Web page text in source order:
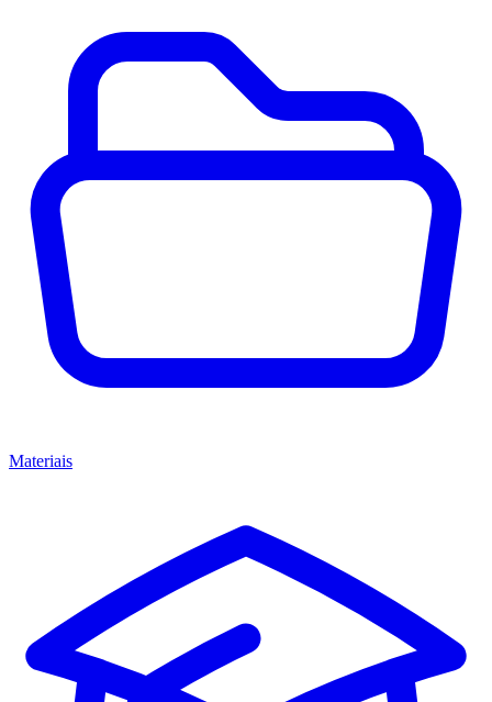
Materiais